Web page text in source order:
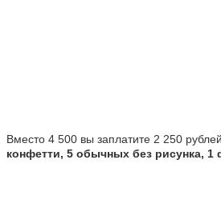
Вместо 4 500 вы заплатите 2 250
конфетти, 5 обычных без рисунка, 1